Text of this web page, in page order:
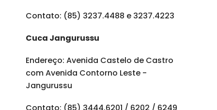
Contato: (85) 3237.4488 e 3237.4223
Cuca Jangurussu
Endereço: Avenida Castelo de Castro
com Avenida Contorno Leste -
Jangurussu